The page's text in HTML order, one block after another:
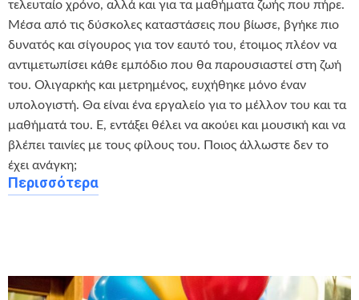
τελευταίο χρόνο, αλλά και για τα μαθήματα ζωής που πήρε.
Μέσα από τις δύσκολες καταστάσεις που βίωσε, βγήκε πιο
δυνατός και σίγουρος για τον εαυτό του, έτοιμος πλέον να
αντιμετωπίσει κάθε εμπόδιο που θα παρουσιαστεί στη ζωή
του. Ολιγαρκής και μετρημένος, ευχήθηκε μόνο έναν
υπολογιστή. Θα είναι ένα εργαλείο για το μέλλον του και τα
μαθήματά του. Ε, εντάξει θέλει να ακούει και μουσική και να
βλέπει ταινίες με τους φίλους του. Ποιος άλλωστε δεν το
έχει ανάγκη;
Περισσότερα